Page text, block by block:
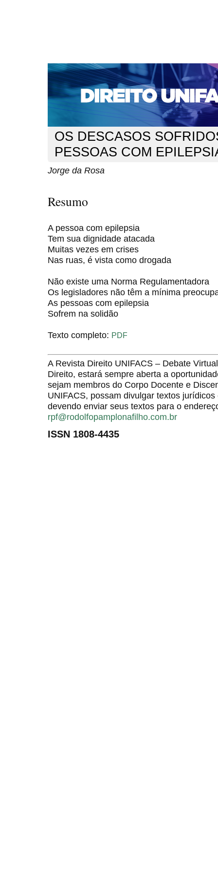
CAPA SOBRE ACESSO CADASTRO
NOTÍCIAS
EDIÇÕES DE Nº 1 A 100 WEBMAIL
Capa>n. 286 (2024) > da Rosa
OS DESCASOS
PESSOAS COM
Jorge da Rosa
Resumo
A pessoa com epilepsia
Tem sua dignidade atacada
Muitas vezes em crises
Nas ruas, é vista como drogada
Não existe uma Norma Regulamentadora
Os legisladores não têm a mínima
As pessoas com epilepsia
Sofrem na solidão
Texto completo: PDF
A Revista Direito UNIFACS – Debate
Direito, estará sempre aberta a
sejam membros do Corpo Docente e
UNIFACS, possam divulgar textos
devendo enviar seus textos para o
rpf@rodolfopamplonafilho.com.br
ISSN 1808-4435